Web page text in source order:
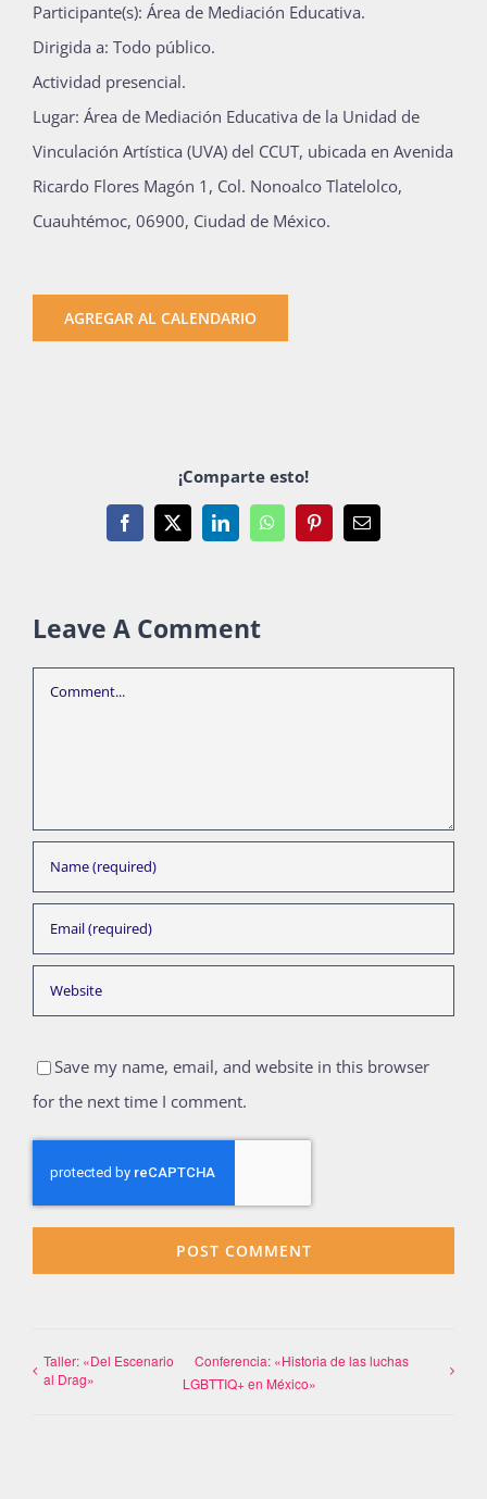
Participante(s): Área de Mediación Educativa.
Dirigida a: Todo público.
Actividad presencial.
Lugar: Área de Mediación Educativa de la Unidad de
Vinculación Artística (UVA) del CCUT, ubicada en Avenida
Ricardo Flores Magón 1, Col. Nonoalco Tlatelolco,
Cuauhtémoc, 06900, Ciudad de México.
AGREGAR AL CALENDARIO
¡Comparte esto!
Facebook
X LinkedInWhatsAppPinterestEmail
Leave A Comment
Comment
Save my name, email, and website in this browser
for the next time I comment.
Taller: «Del Escenario
al Drag»
Conferencia: «Historia de las luchas
LGBTTIQ+ en México»